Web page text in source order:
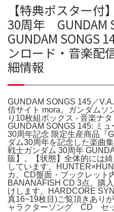
【特典ポスター
30周年 GUNDAM
GUNDAM SONGS
ンロード・音楽配
細情報
GUNDAM SONGS 145／
信サイト mora。ガンダムソ
り10枚組ボックス - 音楽ナ
GUNDAM SONGS 145: ミ
30周年記念 限定生産商品『
ダム30周年を記念した楽曲
戦士ガンダム 30周年
販】。【状態】全体的には
しています。
カ。CD盤面・ブックレット
BANANAFISH CD 3点。購
けします。HARDCORE
真16~19枚目)ご覧頂きあり
ャラクターソング CD セ